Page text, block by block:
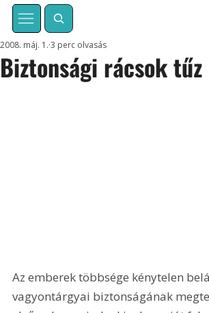
Biztonsági rácsok tűz
2008. máj. 1. 3 perc olvasás
Az emberek többsége kénytelen
vagyontárgyai biztonságának